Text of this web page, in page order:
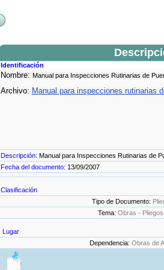
Identificación
Nombre: Manual para Inspecciones Rutinarias de
Archivo: Manual para inspecciones rutinarias
Descripción: Manual para Inspecciones Rutinarias de
Fecha del documento: 13/09/2007
Clasificación
Tipo de Documento:
Tema: Obras - Pliegos
Lugar
Dependencia: Obras de